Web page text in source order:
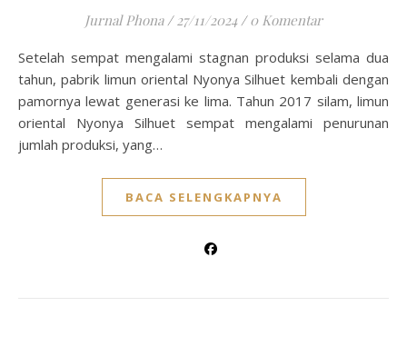
Jurnal Phona / 27/11/2024 / 0 Komentar
Setelah sempat mengalami stagnan produksi selama dua
tahun, pabrik limun oriental Nyonya Silhuet kembali dengan
pamornya lewat generasi ke lima. Tahun 2017 silam, limun
oriental Nyonya Silhuet sempat mengalami penurunan
jumlah produksi, yang…
BACA SELENGKAPNYA